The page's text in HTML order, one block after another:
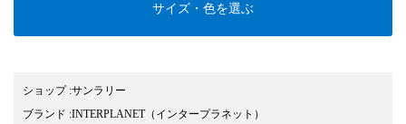
サイズ・色を選ぶ
ショップ:サンラリー
ブランド :INTERPLANET（インタープラネット）